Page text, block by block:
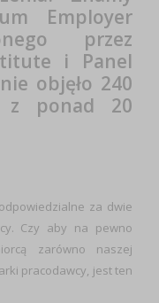
Employer
przez
i Panel
objęło 240
z ponad 20
za dwie
Czy aby na pewno
zarówno naszej
pracodawcy, jest ten